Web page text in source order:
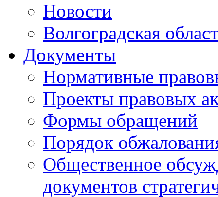
Новости
Волгоградская
Документы
Нормативные
Проекты правовых
Формы обращений
Порядок
Общественное
документов